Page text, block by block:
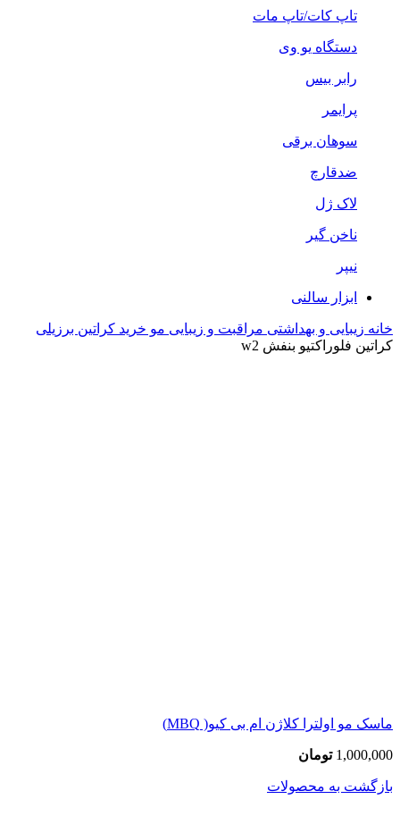
تاپ کات/تاپ مات
دستگاه یو وی
رابر بیس
پرایمر
سوهان برقی
ضدقارچ
لاک ژل
ناخن گیر
نیپر
ابزار سالنی
خانه زیبایی و بهداشتی مراقبت و زیبایی مو خرید کراتین برزیلی
کراتین فلوراکتیو بنفش w2
ماسک مو اولترا کلاژن ام بی کیو( MBQ)
1,000,000 تومان
بازگشت به محصولات